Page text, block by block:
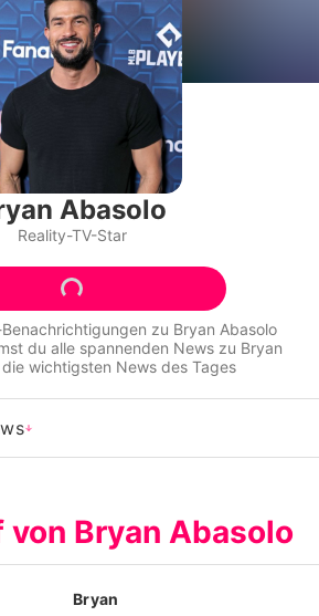
Filme & Serien
Lifestyle
Familie & Liebe
Exklusiv
auf Promiflash
Jobs
runterladen
Team
Impressum
Utiq verwalten
Abasolo
Reality-TV-Star
zu Bryan Abasolo
du alle spannenden News zu Bryan
wichtigsten News des Tages
Bryan Abasolo
Bryan